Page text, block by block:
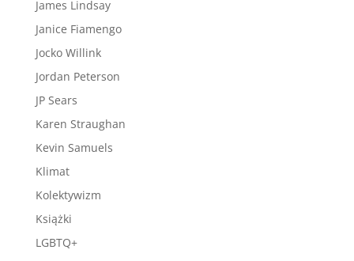
James Lindsay
Janice Fiamengo
Jocko Willink
Jordan Peterson
JP Sears
Karen Straughan
Kevin Samuels
Klimat
Kolektywizm
Książki
LGBTQ+